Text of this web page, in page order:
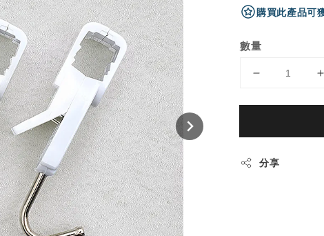
購買此產品可
數量
分享